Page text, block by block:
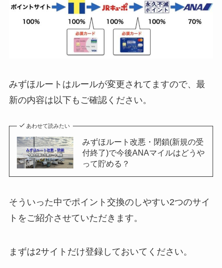
みずほルートはルールが変更されてますので、最
新の内容は以下もご確認ください。
あわせて読みたい
みずほルート改悪・閉鎖(新規の受
付終了)で今後ANAマイルはどうや
って貯める？
そういった中でポイント交換のしやすい2つのサイ
トをご紹介させていただきます。
まずは2サイトだけ登録しておいてください。